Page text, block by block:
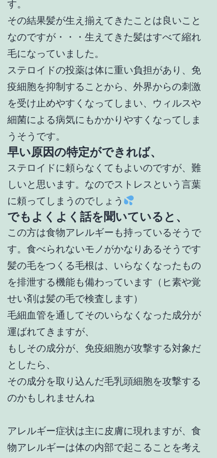
す。
その結果髪が生え揃えてきたことは良いこと
なのですが・・・生えてきた髪はすべて縮れ
毛になっていました。
ステロイドの投薬は体に重い負担があり、免
疫細胞を抑制することから、外界からの刺激
を受け止めやすくなってしまい、ウィルスや
細菌による病気にもかかりやすくなってしま
うそうです。
早い原因の特定ができれば、
ステロイドに頼らなくてもよいのですが、難
しいと思います。なのでストレスという言葉
に頼ってしまうのでしょう
でもよくよく話を聞いていると、
この方は食物アレルギーも持っているそうで
す。食べられないモノがかなりあるそうです
髪の毛をつくる毛根は、いらなくなったもの
を排泄する機能も備わっています（ヒ素や覚
せい剤は髪の毛で検査します）
毛細血管を通してそのいらなくなった成分が
運ばれてきますが、
もしその成分が、免疫細胞が攻撃する対象だ
としたら、
その成分を取り込んだ毛乳頭細胞を攻撃する
のかもしれませんね
アレルギー症状は主に皮膚に現れますが、食
物アレルギーは体の内部で起こることを考え